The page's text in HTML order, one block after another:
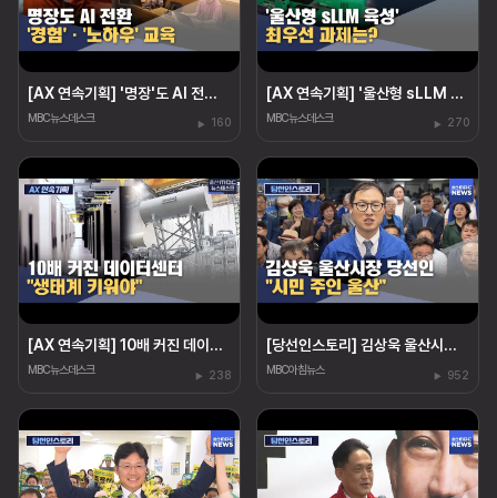
[AX 연속기획] '명장'도 AI 전환‥"경험·노하우도 교육"
MBC뉴스데스크 160
[AX 연속기획] '울산형 sLLM 육성' 최우선 과제는?
MBC뉴스데스크 270
[AX 연속기획] 10배 커진 데이터센터 "생태계 키워야"
MBC뉴스데스크 238
[당선인스토리] 김상욱 울산시장 당선인 "시민 주인 울산"
MBC아침뉴스 952